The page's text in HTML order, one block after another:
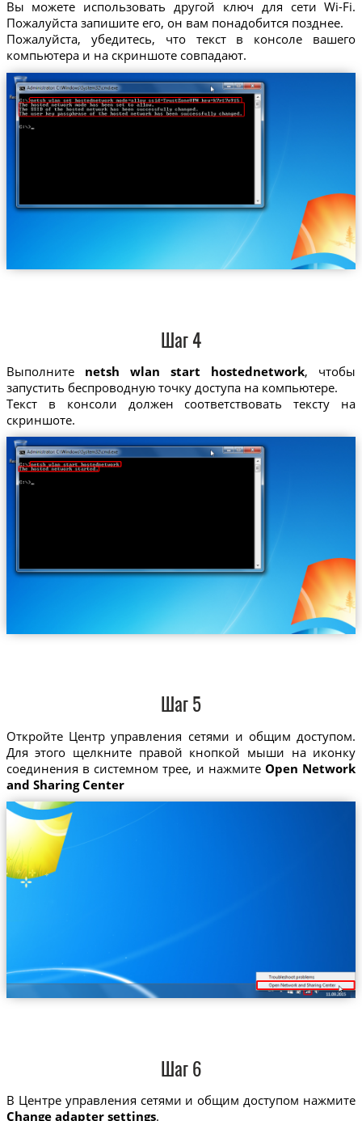
Вы можете использовать другой ключ для сети Wi-Fi.
Пожалуйста запишите его, он вам понадобится позднее.
Пожалуйста, убедитесь, что текст в консоле вашего
компьютера и на скриншоте совпадают.
Шаг 4
Выполните netsh wlan start hostednetwork, чтобы
запустить беспроводную точку доступа на компьютере.
Текст в консоли должен соответствовать тексту на
скриншоте.
Шаг 5
Откройте Центр управления сетями и общим доступом.
Для этого щелкните правой кнопкой мыши на иконку
соединения в системном трее, и нажмитеOpen Network
and Sharing Center
Шаг 6
В Центре управления сетями и общим доступом нажмите
Change adapter settings.